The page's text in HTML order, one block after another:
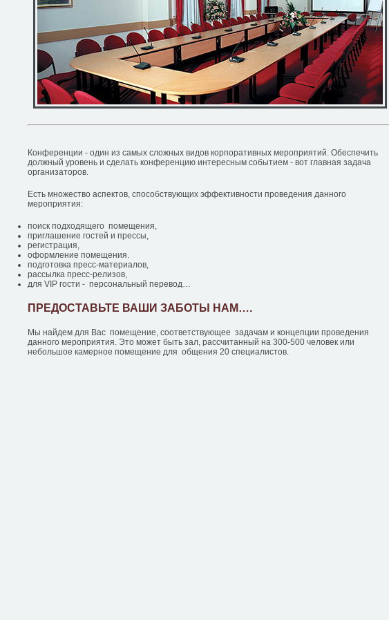
Конференции - один из самых сложных видов корпоративных мероприятий. Обеспечить
должный уровень и сделать конференцию интересным событием - вот главная задача
организаторов.
Есть множество аспектов, способствующих эффективности проведения данного
мероприятия:
поиск подходящего помещения,
приглашение гостей и прессы,
регистрация,
оформление помещения.
подготовка пресс-материалов,
рассылка пресс-релизов,
для VIP гости - персональный перевод…
ПРЕДОСТАВЬТЕ ВАШИ ЗАБОТЫ НАМ….
Мы найдем для Вас помещение, соответствующее задачам и концепции проведения
данного мероприятия. Это может быть зал, рассчитанный на 300-500 человек или
небольшое камерное помещение для общения 20 специалистов.